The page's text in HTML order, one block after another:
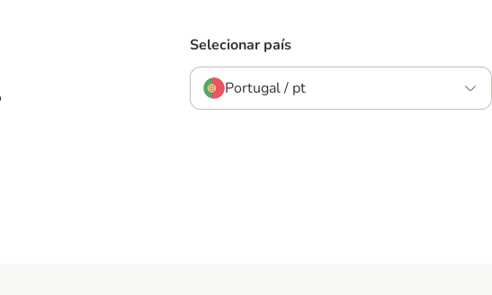
Selecionar país
Portugal / pt